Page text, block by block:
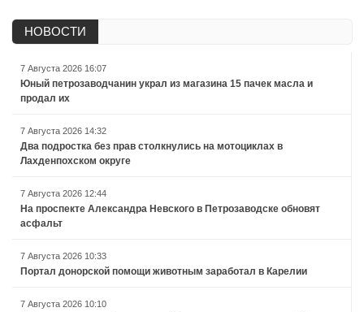
НОВОСТИ
7 Августа 2026 16:07
Юный петрозаводчанин украл из магазина 15 пачек масла и
продал их
7 Августа 2026 14:32
Два подростка без прав столкнулись на мотоциклах в
Лахденпохском округе
7 Августа 2026 12:44
На проспекте Александра Невского в Петрозаводске обновят
асфальт
7 Августа 2026 10:33
Портал донорской помощи животным заработал в Карелии
7 Августа 2026 10:10